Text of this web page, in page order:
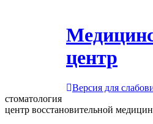
центр
Версия для
стоматология
центр восстановительной